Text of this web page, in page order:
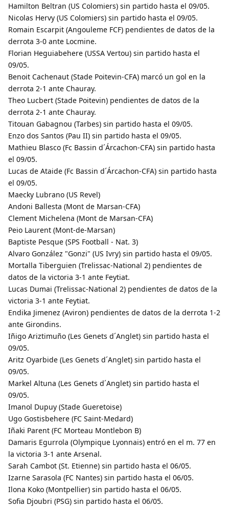
Hamilton Beltran (US Colomiers) sin partido hasta el 09/05.
Nicolas Hervy (US Colomiers) sin partido hasta el 09/05.
Romain Escarpit (Angouleme FCF) pendientes de datos de la
derrota 3-0 ante Locmine.
Florian Heguiabehere (USSA Vertou) sin partido hasta el
09/05.
Benoit Cachenaut (Stade Poitevin-CFA) marcó un gol en la
derrota 2-1 ante Chauray.
Theo Lucbert (Stade Poitevin) pendientes de datos de la
derrota 2-1 ante Chauray.
Titouan Gabagnou (Tarbes) sin partido hasta el 09/05.
Enzo dos Santos (Pau II) sin partido hasta el 09/05.
Mathieu Blasco (Fc Bassin d´Árcachon-CFA) sin partido hasta
el 09/05.
Lucas de Ataide (Fc Bassin d´Árcachon-CFA) sin partido hasta
el 09/05.
Maecky Lubrano (US Revel)
Andoni Ballesta (Mont de Marsan-CFA)
Clement Michelena (Mont de Marsan-CFA)
Peio Laurent (Mont-de-Marsan)
Baptiste Pesque (SPS Football - Nat. 3)
Alvaro González "Gonzi" (US Ivry) sin partido hasta el 09/05.
Mortalla Tiberguien (Trelissac-National 2) pendientes de
datos de la victoria 3-1 ante Feytiat.
Lucas Dumai (Trelissac-National 2) pendientes de datos de la
victoria 3-1 ante Feytiat.
Endika Jimenez (Aviron) pendientes de datos de la derrota 1-2
ante Girondins.
Iñigo Ariztimuño (Les Genets d´Anglet) sin partido hasta el
09/05.
Aritz Oyarbide (Les Genets d´Anglet) sin partido hasta el
09/05.
Markel Altuna (Les Genets d´Anglet) sin partido hasta el
09/05.
Imanol Dupuy (Stade Gueretoise)
Ugo Gostisbehere (FC Saint-Medard)
Iñaki Parent (FC Morteau Montlebon B)
Damaris Egurrola (Olympique Lyonnais) entró en el m. 77 en
la victoria 3-1 ante Arsenal.
Sarah Cambot (St. Etienne) sin partido hasta el 06/05.
Izarne Sarasola (FC Nantes) sin partido hasta el 06/05.
Ilona Koko (Montpellier) sin partido hasta el 06/05.
Sofia Djoubri (PSG) sin partido hasta el 06/05.